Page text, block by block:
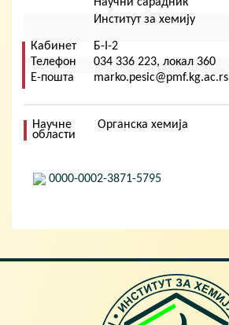
Кориснички мени
Институт за хемију
Кабинет
Б-I-2
Телефон
034 336 223, локал 360
Е-пошта
marko.pesic@pmf.kg.ac.rs
Научне
области
Органска хемија
0000-0002-3871-5795